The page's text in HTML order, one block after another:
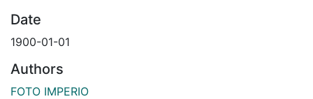
Date
1900-01-01
Authors
FOTO IMPERIO